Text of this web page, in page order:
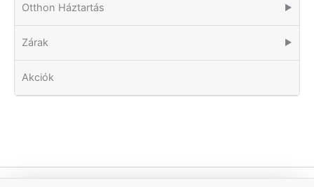
Otthon Háztartás ▶
Zárak ▶
Akciók